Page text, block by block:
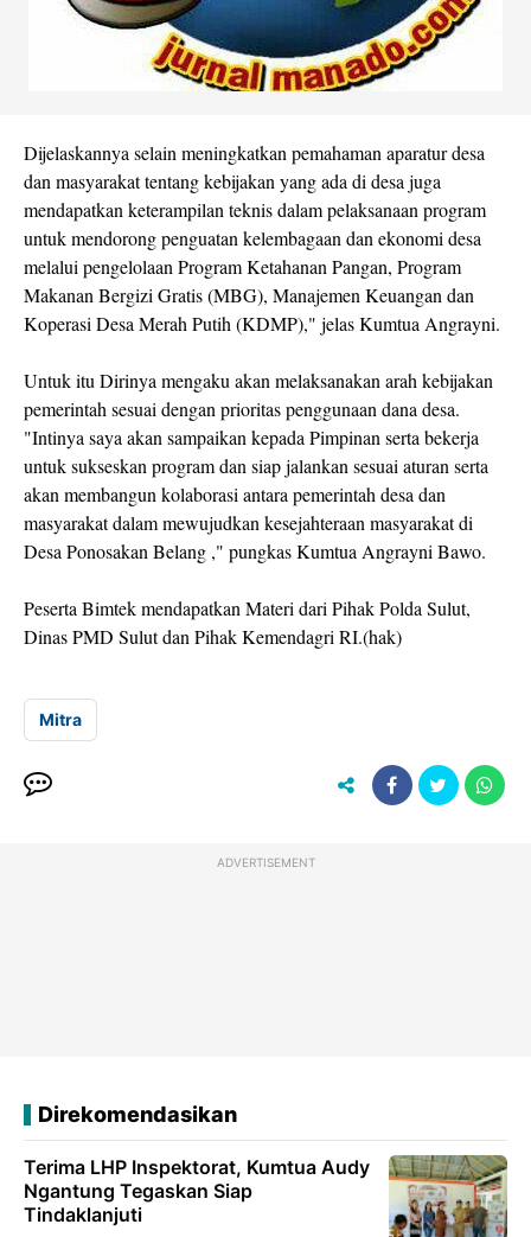
Dijelaskannya selain meningkatkan pemahaman aparatur desa
dan masyarakat tentang kebijakan yang ada di desa juga
mendapatkan keterampilan teknis dalam pelaksanaan program
untuk mendorong penguatan kelembagaan dan ekonomi desa
melalui pengelolaan Program Ketahanan Pangan, Program
Makanan Bergizi Gratis (MBG), Manajemen Keuangan dan
Koperasi Desa Merah Putih (KDMP)," jelas Kumtua Angrayni.
Untuk itu Dirinya mengaku akan melaksanakan arah kebijakan
pemerintah sesuai dengan prioritas penggunaan dana desa.
"Intinya saya akan sampaikan kepada Pimpinan serta bekerja
untuk sukseskan program dan siap jalankan sesuai aturan serta
akan membangun kolaborasi antara pemerintah desa dan
masyarakat dalam mewujudkan kesejahteraan masyarakat di
Desa Ponosakan Belang ," pungkas Kumtua Angrayni Bawo.
Peserta Bimtek mendapatkan Materi dari Pihak Polda Sulut,
Dinas PMD Sulut dan Pihak Kemendagri RI.(hak)
Mitra
ADVERTISEMENT
Direkomendasikan
Terima LHP Inspektorat, Kumtua Audy
Ngantung Tegaskan Siap
Tindaklanjuti